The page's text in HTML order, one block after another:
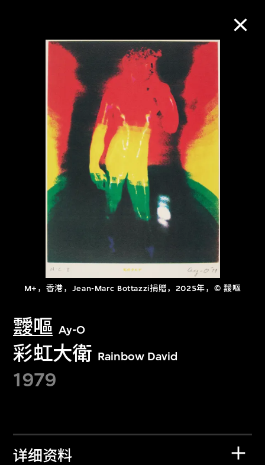
M+，香港，Jean-Marc Bottazzi捐贈，2025年，© 靉嘔
靉嘔 Ay-O
彩虹大衛 Rainbow David
1979
详细资料
M+藏品
进一步筛选
关于M+藏品
探索世界顶级的二十及二十一世纪视觉